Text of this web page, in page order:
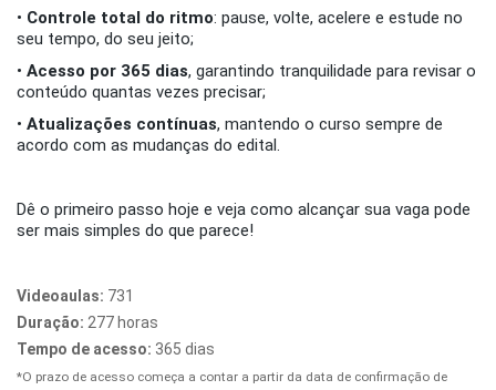
• Controle total do ritmo: pause, volte, acelere e estude no
seu tempo, do seu jeito;
• Acesso por 365 dias, garantindo tranquilidade para revisar o
conteúdo quantas vezes precisar;
• Atualizações contínuas, mantendo o curso sempre de
acordo com as mudanças do edital.
Dê o primeiro passo hoje e veja como alcançar sua vaga pode
ser mais simples do que parece!
Videoaulas: 731
Duração: 277 horas
Tempo de acesso: 365 dias
*O prazo de acesso começa a contar a partir da data de confirmação de